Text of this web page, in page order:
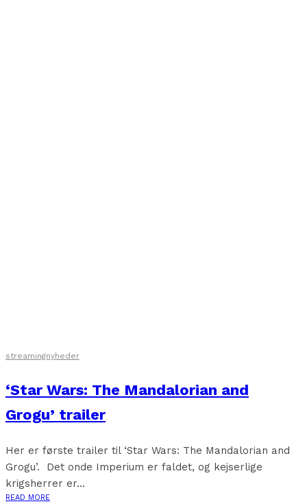
streamingnyheder
‘Star Wars: The Mandalorian and
Grogu’ trailer
Her er første trailer til ‘Star Wars: The Mandalorian and
Grogu’. Det onde Imperium er faldet, og kejserlige
krigsherrer er...
READ MORE